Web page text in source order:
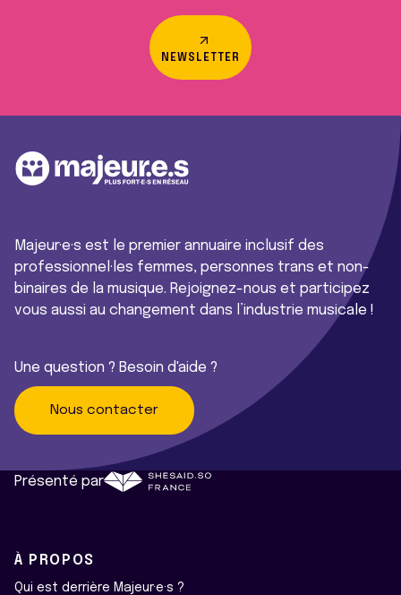
NEWSLETTER
Majeur·e·s est le premier annuaire inclusif des
professionnel·les femmes, personnes trans et non-
binaires de la musique. Rejoignez-nous et participez
vous aussi au changement dans l’industrie musicale !
Une question ? Besoin d'aide ?
Nous contacter
Présenté par
À PROPOS
Qui est derrière Majeur·e·s ?